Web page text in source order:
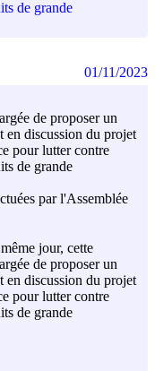
de grande
de proposer un
en discussion du projet
pour lutter contre
de grande
par l'Assemblée
jour, cette
de proposer un
en discussion du projet
pour lutter contre
de grande
01/11/2023